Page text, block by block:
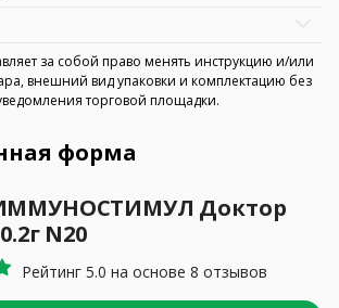
за собой право менять инструкцию и/или
внешний вид упаковки и комплектацию без
торговой площадки.
форма
Доктор
N20
Рейтинг 5.0 на основе 8 отзывов